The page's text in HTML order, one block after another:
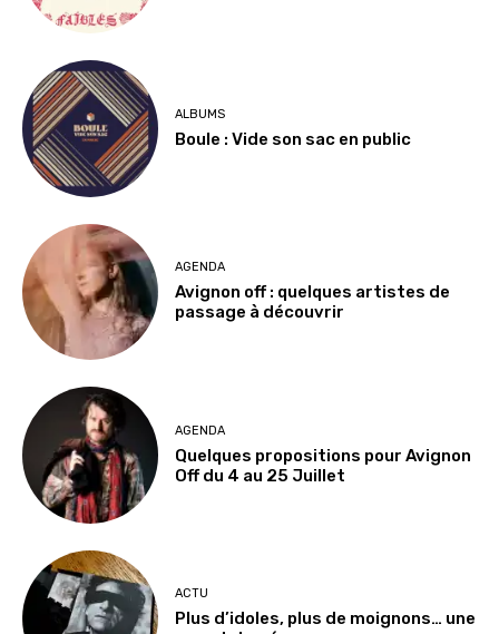
ALBUMS
Boule : Vide son sac en public
AGENDA
Avignon off : quelques artistes de
passage à découvrir
AGENDA
Quelques propositions pour Avignon
Off du 4 au 25 Juillet
ACTU
Plus d’idoles, plus de moignons… une